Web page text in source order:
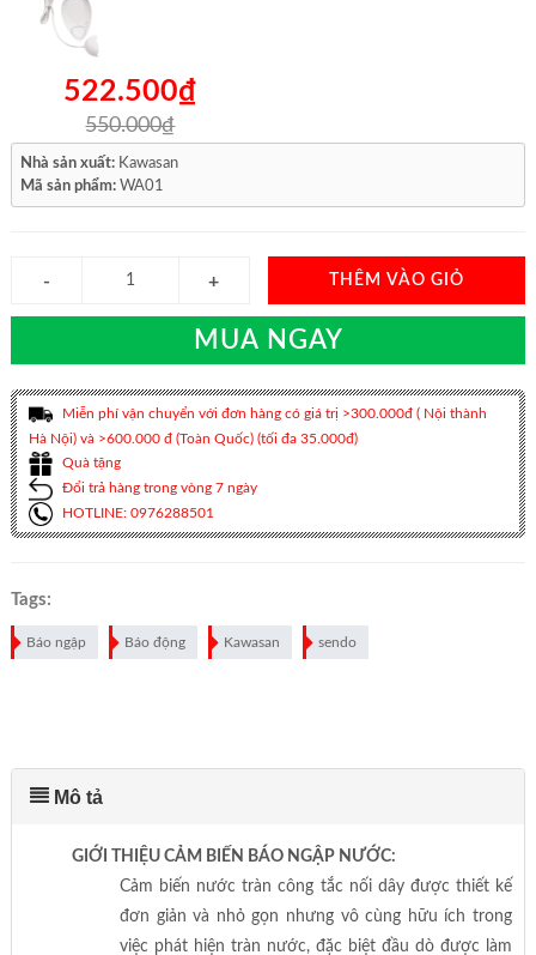
522.500₫
550.000₫
Nhà sản xuất: Kawasan
Mã sản phẩm: WA01
THÊM VÀO GIỎ
MUA NGAY
Miễn phí vận chuyển với đơn hàng có giá trị >300.000đ ( Nội thành
Hà Nội) và >600.000 đ (Toàn Quốc) (tối đa 35.000đ)
Quà tặng
Đổi trả hàng trong vòng 7 ngày
HOTLINE: 0976288501
Tags:
Báo ngập Báo động Kawasan sendo
Mô tả
GIỚI THIỆU CẢM BIẾN BÁO NGẬP NƯỚC:
Cảm biến nước tràn công tắc nối dây được thiết kế
đơn giản và nhỏ gọn nhưng vô cùng hữu ích trong
việc phát hiện tràn nước, đặc biệt đầu dò được làm